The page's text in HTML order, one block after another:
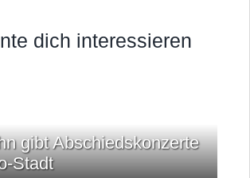
dich interessieren
gibt Abschiedskonzerte
Stadt